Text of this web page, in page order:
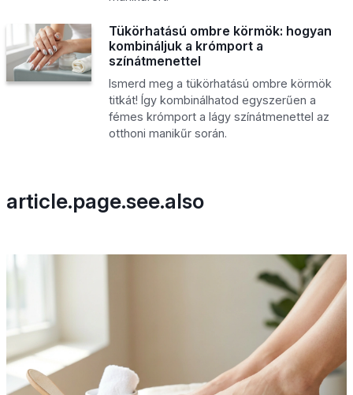
Tükörhatású ombre körmök: hogyan
kombináljuk a krómport a
színátmenettel
Ismerd meg a tükörhatású ombre körmök
titkát! Így kombinálhatod egyszerűen a
fémes krómport a lágy színátmenettel az
otthoni manikűr során.
article.page.see.also